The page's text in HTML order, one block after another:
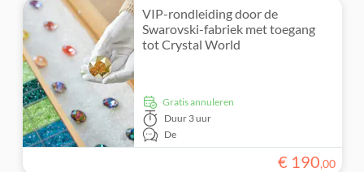
VIP-rondleiding door de
Swarovski-fabriek met toegang
tot Crystal World
Gratis annuleren
Duur 3 uur
De
€ 190,00